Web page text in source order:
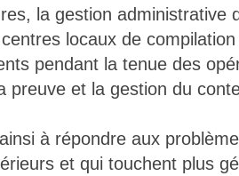
la gestion administrative
locaux de
pendant la tenue des
preuve et la gestion du
à répondre aux
et qui touchent plus